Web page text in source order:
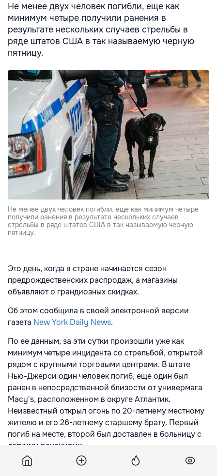
Не менее двух человек погибли, еще как
минимум четыре получили ранения в
результате нескольких случаев стрельбы в
ряде штатов США в так называемую черную
пятницу.
Не менее двух человек погибли, еще как минимум четыре
получили ранения в результате нескольких случаев
стрельбы в ряде штатов США в так называемую черную
пятницу.
Это день, когда в стране начинается сезон
предрождественских распродаж, а магазины
объявляют о грандиозных скидках.
Об этом сообщила в своей электронной версии
газета New York Daily News.
По ее данным, за эти сутки произошли уже как
минимум четыре инцидента со стрельбой, открытой
рядом с крупными торговыми центрами. В штате
Нью-Джерси один человек погиб, еще один был
ранен в непосредственной близости от универмага
Macy's, расположенном в округе Атлантик.
Неизвестный открыл огонь по 20-летнему местному
жителю и его 26-летнему старшему брату. Первый
погиб на месте, второй был доставлен в больницу с
легкими ранениями.
В городе Рено (штат Невада) один из посетителей